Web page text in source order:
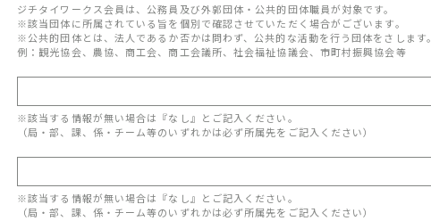
ジチタイワークス会員は、公務員及び外郭団体・公共的団体職員が対象です。
※該当団体に所属されている旨を個別で確認させていただく場合がございます。
※公共的団体とは、法人であるか否かは問わず、公共的な活動を行う団体をさします。
例：観光協会、農協、商工会、商工会議所、社会福祉協議会、市町村振興協会等
※該当する情報が無い場合は『なし』とご記入ください。
（局・部、課、係・チーム等のいずれかは必ず所属先をご記入ください）
※該当する情報が無い場合は『なし』とご記入ください。
（局・部、課、係・チーム等のいずれかは必ず所属先をご記入ください）